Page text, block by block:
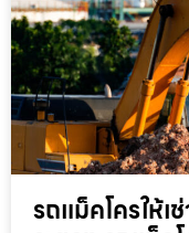
รถแม็คโครให้เ